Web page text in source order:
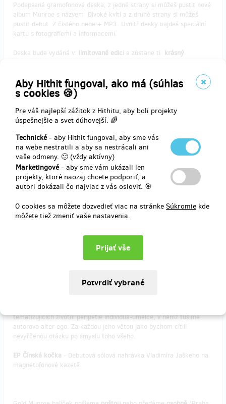
Aby Hithit fungoval, ako má (súhlas
s cookies 🍪)
Pre váš najlepší zážitok z Hithitu, aby boli projekty
úspešnejšie a svet dúhovejší. 🌈
Technické- aby Hithit fungoval, aby sme vás
na webe nestratili a aby sa nestrácali ani
vaše odmeny. 🙂 (vždy aktívny)
Marketingové- aby sme vám ukázali len
projekty, ktoré naozaj chcete podporiť, a
autori dokázali čo najviac z vás osloviť. 🎯
O cookies sa môžete dozvedieť viac na stránke Súkromie kde
môžete tiež zmeniť vaše nastavenia.
Podepsaná gramofonová deska, z jedné strany si můžeš pustit nové
album Munroe s názvem Divoké kvítí a z druhé strany si můžeš
pustit debut Z čistého nebe + MP3. Uvnitř desky najdeš speciální
kartu s fotografiemi a informacemi.
Deska bude vydáná v limitované edici a zůstane ti krásný
Pošlemepoštounebo předáme osobně (Praha, Brno, Ostrava,
Opava, Trutnov).Poštovné je v ceně.
Doručenia odmeny: na adresu, do pol roka po ukončení projektu na
37,17 €
( 900 Kč)
Gold Munroe balíček s osobním věnováním
MP3Divoké kvítí
a vzpomínka, kterou nebude mít každý.
tematizujících životní peripetie individua-umělce, v němž tušíme
autorovo alter ego. Za každou jeho větou jako bychom cítili
nevyřčenou otázku po smyslu toho všeho.
EP Čínská kočka - Debutová sólová nahrávka Vladimíra Jaškeho na
magnetofonové kazetě.